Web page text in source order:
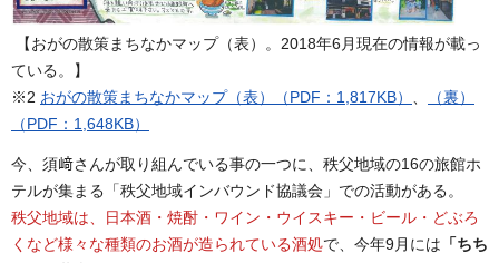
【おがの散策まちなかマップ（表）。2018年6月現在の情報が載っ
ている。】
※2 おがの散策まちなかマップ（表）（PDF：1,817KB） 、
（裏）
（PDF：1,648KB）
今、須﨑さんが取り組んでいる事の一つに、秩父地域の16の旅館ホ
テルが集まる「秩父地域インバウンド協議会」での活動がある。
秩父地域は、日本酒・焼酎・ワイン・ウイスキー・ビール・どぶろ
くなど様々な種類のお酒が造られている酒処で、今年9月には 「ちち